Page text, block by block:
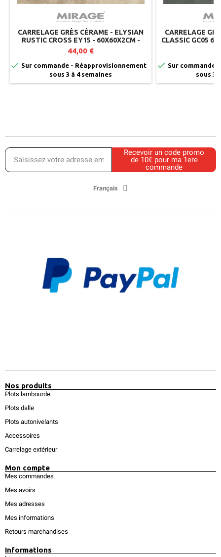
CARRELAGE GRÈS CÉRAME - ELYSIAN
RUSTIC CROSS EY15 - 60X60X2CM -
MIRAGE (LOT DE 2)
44,00 €
 Sur commande - Réapprovisionnement
sous 3 à 4 semaines
CARRELAGE
CLASSIC GC05
 Sur commande
sous 3
Recevoir un code promo
de 10€ pour ma 1ere
commande
Français
Nos produits
Plots lambourde
Plots dalle
Plots autonivelants
Accessoires
Carrelage extérieur
Mon compte
Mes commandes
Mes avoirs
Mes adresses
Mes informations
Retours marchandises
Informations